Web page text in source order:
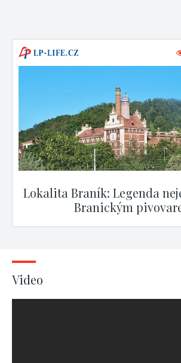
Lokalita Braník: Legenda
Branickým
Video